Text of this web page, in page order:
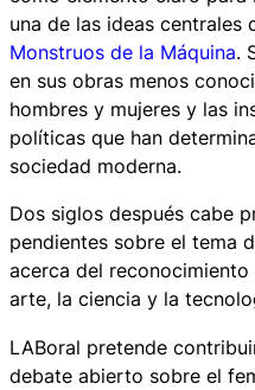
una de las ideas centrales
Monstruos de la Máquina.
en sus obras menos
hombres y mujeres y las
políticas que han
sociedad moderna.
Dos siglos después cabe
pendientes sobre el tema
acerca del
arte, la ciencia y la
LABoral pretende
debate abierto sobre el